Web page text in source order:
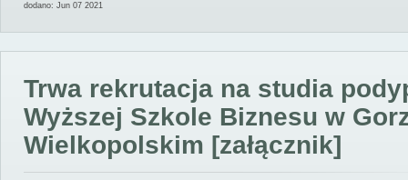
dodano: Jun 07 2021
Trwa rekrutacja na studia
Wyższej Szkole Biznesu w
Wielkopolskim [załącznik]